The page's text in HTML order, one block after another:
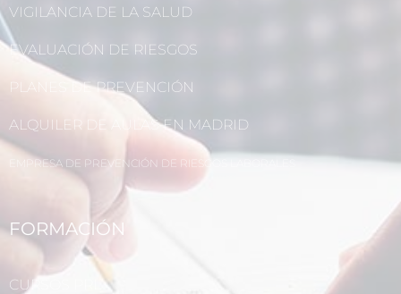
VIGILANCIA DE LA SALUD
EVALUACIÓN DE RIESGOS
PLANES DE PREVENCIÓN
ALQUILER DE AULAS EN MADRID
EMPRESA DE PREVENCIÓN DE RIESGOS LABORALES
FORMACIÓN
CURSOS PRL